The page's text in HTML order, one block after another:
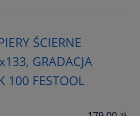
ŚCIERNE
GRADACJA
100 FESTOOL